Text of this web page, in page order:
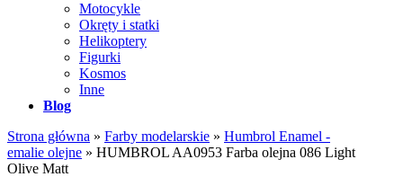
Motocykle
Okręty i statki
Helikoptery
Figurki
Kosmos
Inne
Blog
Strona główna » Farby modelarskie » Humbrol Enamel -
emalie olejne » HUMBROL AA0953 Farba olejna 086 Light
Olive Matt